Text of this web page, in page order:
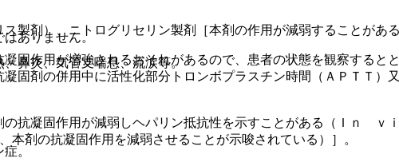
剤）、ニトログリセリン製剤［本剤の作用が減弱することがあ
固作用が増強されるおそれがあるので、患者の状態を観察すると
固剤の併用中に活性化部分トロンボプラスチン時間（ＡＰＴＴ）
抗凝固作用が減弱しヘパリン抵抗性を示すことがある（Ｉｎ ｖ
剤の抗凝固作用を減弱させることが示唆されている）］。
鼻炎、気管支喘息、流涙等。
。
ありません。